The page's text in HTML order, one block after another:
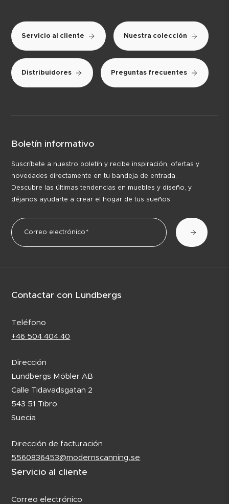
Servicio al cliente Nuestra colección
Distribuidores Preguntas frecuentes
Boletín informativo
Suscríbete a nuestro boletín y recibe inspiración, ofertas y
novedades directamente en tu bandeja de entrada.
Descubre las últimas tendencias en muebles y diseño, y
déjanos ayudarte a crear el hogar de tus sueños.
Contactar con Lundbergs
Teléfono
+46 504 404 40
Dirección
Lundbergs Möbler AB
Calle Tidavadsgatan 2
543 51 Tibro
Suecia
Dirección de facturación
5560836453@modernscanning.se
Servicio al cliente
Correo electrónico